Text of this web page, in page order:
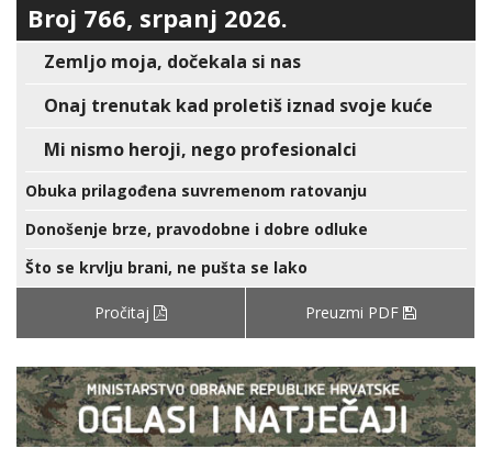
Broj 766, srpanj 2026.
Zemljo moja, dočekala si nas
Onaj trenutak kad proletiš iznad svoje kuće
Mi nismo heroji, nego profesionalci
Obuka prilagođena suvremenom ratovanju
Donošenje brze, pravodobne i dobre odluke
Što se krvlju brani, ne pušta se lako
Pročitaj Preuzmi PDF